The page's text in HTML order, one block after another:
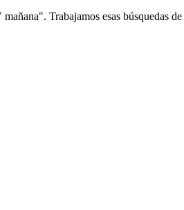
Trabajamos esas búsquedas